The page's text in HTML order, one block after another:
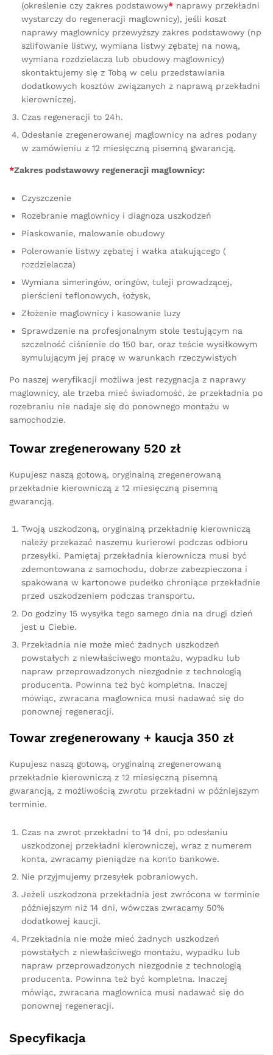
(określenie czy zakres podstawowy* naprawy przekładni
wystarczy do regeneracji maglownicy), jeśli koszt
naprawy maglownicy przewyższy zakres podstawowy (np
szlifowanie listwy, wymiana listwy zębatej na nową,
wymiana rozdzielacza lub obudowy maglownicy)
skontaktujemy się z Tobą w celu przedstawiania
dodatkowych kosztów związanych z naprawą przekładni
kierowniczej.
Czas regeneracji to 24h.
Odesłanie zregenerowanej maglownicy na adres podany
w zamówieniu z 12 miesięczną pisemną gwarancją.
*Zakres podstawowy regeneracji maglownicy:
Czyszczenie
Rozebranie maglownicy i diagnoza uszkodzeń
Piaskowanie, malowanie obudowy
Polerowanie listwy zębatej i wałka atakującego (
rozdzielacza)
Wymiana simeringów, oringów, tuleji prowadzącej,
pierścieni teflonowych, łożysk,
Złożenie maglownicy i kasowanie luzy
Sprawdzenie na profesjonalnym stole testującym na
szczelność ciśnienie do 150 bar, oraz teście wysiłkowym
symulującym jej pracę w warunkach rzeczywistych
Po naszej weryfikacji możliwa jest rezygnacja z naprawy
maglownicy, ale trzeba mieć świadomość, że przekładnia po
rozebraniu nie nadaje się do ponownego montażu w
samochodzie.
Towar zregenerowany 520 zł
Kupujesz naszą gotową, oryginalną zregenerowaną
przekładnie kierowniczą z 12 miesięczną pisemną
gwarancją.
Twoją uszkodzoną, oryginalną przekładnię kierowniczą
należy przekazać naszemu kurierowi podczas odbioru
przesyłki. Pamiętaj przekładnia kierownicza musi być
zdemontowana z samochodu, dobrze zabezpieczona i
spakowana w kartonowe pudełko chroniące przekładnie
przed uszkodzeniem podczas transportu.
Do godziny 15 wysyłka tego samego dnia na drugi dzień
jest u Ciebie.
Przekładnia nie może mieć żadnych uszkodzeń
powstałych z niewłaściwego montażu, wypadku lub
napraw przeprowadzonych niezgodnie z technologią
producenta. Powinna też być kompletna. Inaczej
mówiąc, zwracana maglownica musi nadawać się do
ponownej regeneracji.
Towar zregenerowany + kaucja 350 zł
Kupujesz naszą gotową, oryginalną zregenerowaną
przekładnie kierowniczą z 12 miesięczną pisemną
gwarancją, z możliwością zwrotu przekładni w późniejszym
terminie.
Czas na zwrot przekładni to 14 dni, po odesłaniu
uszkodzonej przekładni kierowniczej, wraz z numerem
konta, zwracamy pieniądze na konto bankowe.
Nie przyjmujemy przesyłek pobraniowych.
Jeżeli uszkodzona przekładnia jest zwrócona w terminie
późniejszym niż 14 dni, wówczas zwracamy 50%
dodatkowej kaucji.
Przekładnia nie może mieć żadnych uszkodzeń
powstałych z niewłaściwego montażu, wypadku lub
napraw przeprowadzonych niezgodnie z technologią
producenta. Powinna też być kompletna. Inaczej
mówiąc, zwracana maglownica musi nadawać się do
ponownej regeneracji.
Specyfikacja